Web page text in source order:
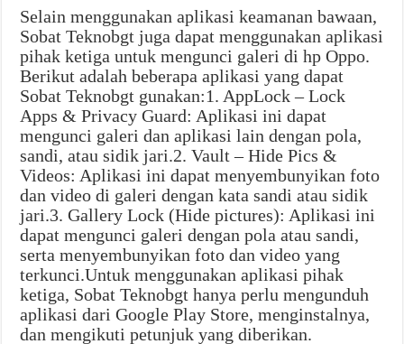
Selain menggunakan aplikasi keamanan bawaan,
Sobat Teknobgt juga dapat menggunakan aplikasi
pihak ketiga untuk mengunci galeri di hp Oppo.
Berikut adalah beberapa aplikasi yang dapat
Sobat Teknobgt gunakan:1. AppLock – Lock
Apps & Privacy Guard: Aplikasi ini dapat
mengunci galeri dan aplikasi lain dengan pola,
sandi, atau sidik jari.2. Vault – Hide Pics &
Videos: Aplikasi ini dapat menyembunyikan foto
dan video di galeri dengan kata sandi atau sidik
jari.3. Gallery Lock (Hide pictures): Aplikasi ini
dapat mengunci galeri dengan pola atau sandi,
serta menyembunyikan foto dan video yang
terkunci.Untuk menggunakan aplikasi pihak
ketiga, Sobat Teknobgt hanya perlu mengunduh
aplikasi dari Google Play Store, menginstalnya,
dan mengikuti petunjuk yang diberikan.